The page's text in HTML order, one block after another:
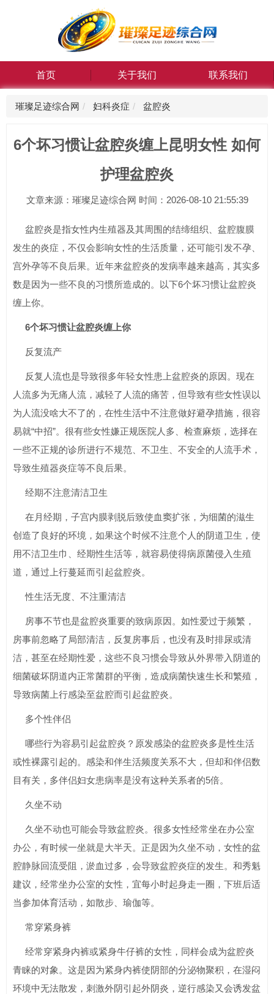
首页 关于我们 联系我们
璀璨足迹综合网 妇科炎症 盆腔炎
6个坏习惯让盆腔炎缠上昆明女性 如何
护理盆腔炎
文章来源：璀璨足迹综合网 时间：2026-08-10 21:55:39
盆腔炎是指女性内生殖器及其周围的结缔组织、盆腔腹膜
发生的炎症，不仅会影响女性的生活质量，还可能引发不孕、
宫外孕等不良后果。近年来盆腔炎的发病率越来越高，其实多
数是因为一些不良的习惯所造成的。以下6个坏习惯让盆腔炎
缠上你。
6个坏习惯让盆腔炎缠上你
反复流产
反复人流也是导致很多年轻女性患上盆腔炎的原因。现在
人流多为无痛人流，减轻了人流的痛苦，但导致有些女性误以
为人流没啥大不了的，在性生活中不注意做好避孕措施，很容
易就“中招”。很有些女性嫌正规医院人多、检查麻烦，选择在
一些不正规的诊所进行不规范、不卫生、不安全的人流手术，
导致生殖器炎症等不良后果。
经期不注意清洁卫生
在月经期，子宫内膜剥脱后致使血窦扩张，为细菌的滋生
创造了良好的环境，如果这个时候不注意个人的阴道卫生，使
用不洁卫生巾、经期性生活等，就容易使得病原菌侵入生殖
道，通过上行蔓延而引起盆腔炎。
性生活无度、不注重清洁
房事不节也是盆腔炎重要的致病原因。如性爱过于频繁，
房事前忽略了局部清洁，反复房事后，也没有及时排尿或清
洁，甚至在经期性爱，这些不良习惯会导致从外界带入阴道的
细菌破坏阴道内正常菌群的平衡，造成病菌快速生长和繁殖，
导致病菌上行感染至盆腔而引起盆腔炎。
多个性伴侣
哪些行为容易引起盆腔炎？原发感染的盆腔炎多是性生活
或性裸露引起的。感染和伴生活频度关系不大，但却和伴侣数
目有关，多伴侣妇女患病率是没有这种关系者的5倍。
久坐不动
久坐不动也可能会导致盆腔炎。很多女性经常坐在办公室
办公，有时候一坐就是大半天。正是因为久坐不动，女性的盆
腔静脉回流受阻，淤血过多，会导致盆腔炎症的发生。和秀魁
建议，经常坐办公室的女性，宜每小时起身走一圈，下班后适
当参加体育活动，如散步、瑜伽等。
常穿紧身裤
经常穿紧身内裤或紧身牛仔裤的女性，同样会成为盆腔炎
青睐的对象。这是因为紧身内裤使阴部的分泌物聚积，在湿闷
环境中无法散发，刺激外阴引起外阴炎，逆行感染又会诱发盆